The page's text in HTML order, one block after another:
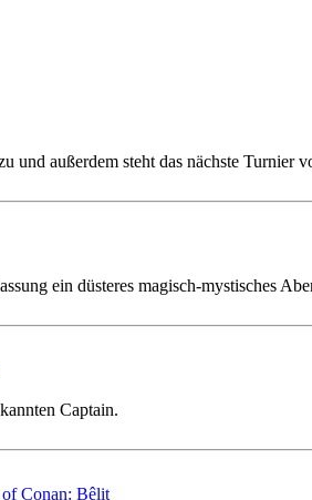
und außerdem steht das nächste Turnier
ein düsteres magisch-mystisches
Captain.